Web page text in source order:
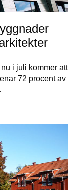
i juli kommer att
72 procent av